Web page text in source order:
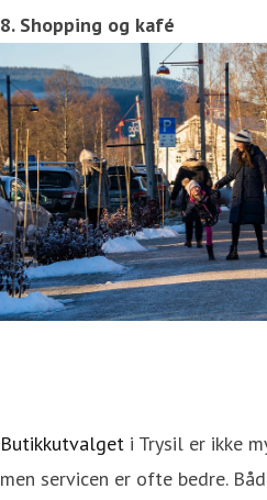
8. Shopping og kafé
Butikkutvalget i Trysil er ikke
men servicen er ofte bedre.